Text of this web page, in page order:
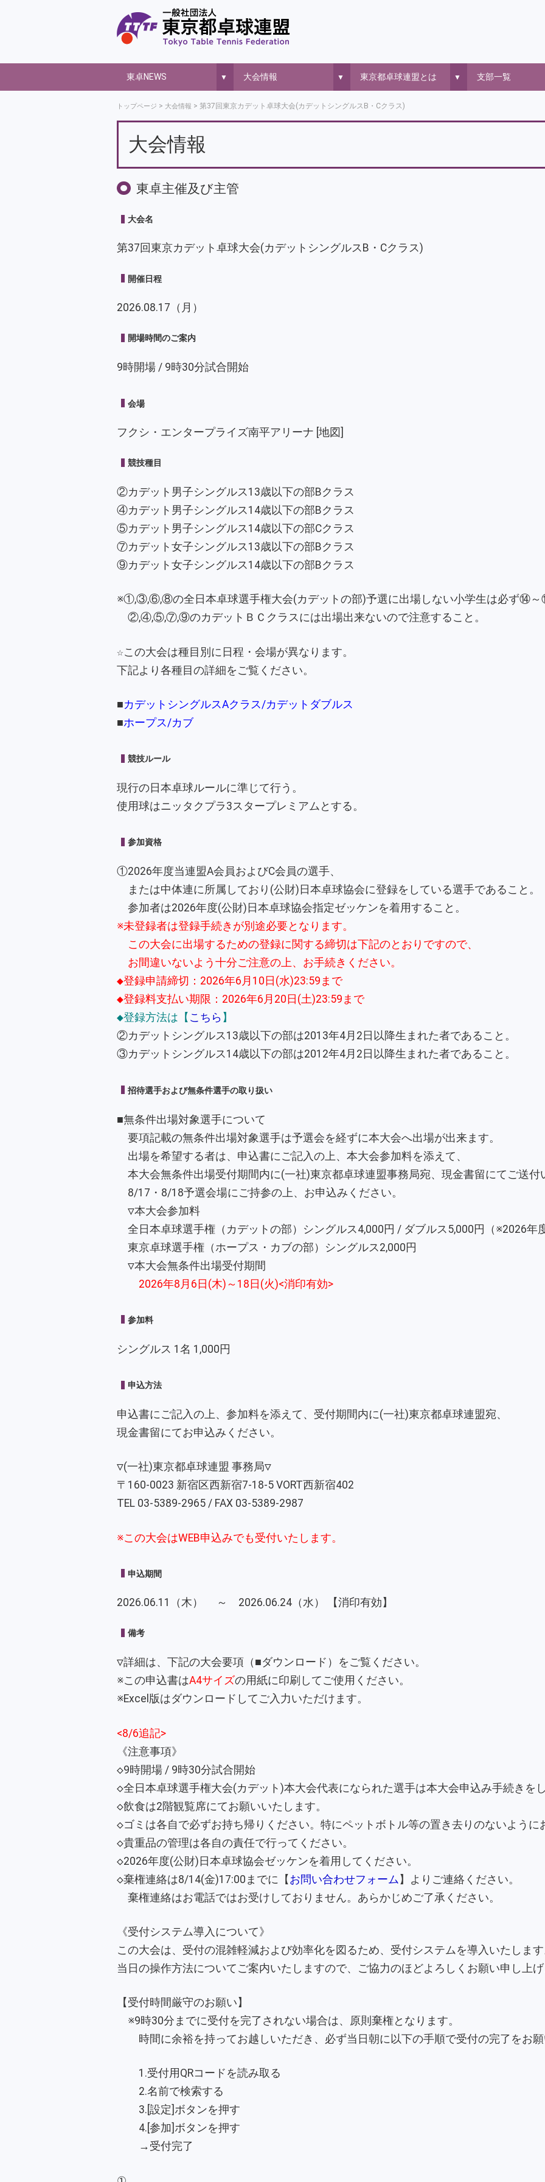
東卓NEWS ▼ 大会情報 ▼ 東京都卓球連盟とは ▼ 支部一覧
トップページ 大会情報 第37回東京カデット卓球大会(カデットシングルスB・Cクラス)
大会情報
東卓主催及び主管
大会名
第37回東京カデット卓球大会(カデットシングルスB・Cクラス)
開催日程
2026.08.17（月）
開場時間のご案内
9時開場 / 9時30分試合開始
会場
フクシ・エンタープライズ南平アリーナ [地図]
競技種目
②カデット男子シングルス13歳以下の部Bクラス
④カデット男子シングルス14歳以下の部Bクラス
⑤カデット男子シングルス14歳以下の部Cクラス
⑦カデット女子シングルス13歳以下の部Bクラス
⑨カデット女子シングルス14歳以下の部Bクラス
※①,③,⑥,⑧の全日本卓球選手権大会(カデットの部)予選に出場しない小学生は必ず⑭～
②,④,⑤,⑦,⑨のカデットＢＣクラスには出場出来ないので注意すること。
☆この大会は種目別に日程・会場が異なります。
下記より各種目の詳細をご覧ください。
■カデットシングルスAクラス/カデットダブルス
■ホープス/カブ
競技ルール
現行の日本卓球ルールに準じて行う。
使用球はニッタクプラ3スタープレミアムとする。
参加資格
①2026年度当連盟A会員およびC会員の選手、
または中体連に所属しており(公財)日本卓球協会に登録をしている選手であること。
参加者は2026年度(公財)日本卓球協会指定ゼッケンを着用すること。
※未登録者は登録手続きが別途必要となります。
この大会に出場するための登録に関する締切は下記のとおりですので、
お間違いないよう十分ご注意の上、お手続きください。
◆登録申請締切：2026年6月10日(水)23:59まで
◆登録料支払い期限：2026年6月20日(土)23:59まで
◆登録方法は【 こちら 】
②カデットシングルス13歳以下の部は2013年4月2日以降生まれた者であること。
③カデットシングルス14歳以下の部は2012年4月2日以降生まれた者であること。
招待選手および無条件選手の取り扱い
■無条件出場対象選手について
要項記載の無条件出場対象選手は予選会を経ずに本大会へ出場が出来ます。
出場を希望する者は、申込書にご記入の上、本大会参加料を添えて、
本大会無条件出場受付期間内に(一社)東京都卓球連盟事務局宛、現金書留にてご送付
8/17・8/18予選会場にご持参の上、お申込みください。
▽本大会参加料
全日本卓球選手権（カデットの部）シングルス4,000円 / ダブルス5,000円（※2026年
東京卓球選手権（ホープス・カブの部）シングルス2,000円
▽本大会無条件出場受付期間
2026年8月6日(木)～18日(火)<消印有効>
参加料
シングルス 1名 1,000円
申込方法
申込書にご記入の上、参加料を添えて、受付期間内に(一社)東京都卓球連盟宛、
現金書留にてお申込みください。
▽(一社)東京都卓球連盟 事務局▽
〒160-0023 新宿区西新宿7-18-5 VORT西新宿402
TEL 03-5389-2965 / FAX 03-5389-2987
※この大会はWEB申込みでも受付いたします。
申込期間
2026.06.11（木） ～ 2026.06.24（水） 【消印有効】
備考
▽詳細は、下記の大会要項（■ダウンロード）をご覧ください。
※この申込書はA4サイズの用紙に印刷してご使用ください。
※Excel版はダウンロードしてご入力いただけます。
<8/6追記>
《注意事項》
◇9時開場 / 9時30分試合開始
◇全日本卓球選手権大会(カデット)本大会代表になられた選手は本大会申込み手続きを
◇飲食は2階観覧席にてお願いいたします。
◇ゴミは各自で必ずお持ち帰りください。特にペットボトル等の置き去りのないように
◇貴重品の管理は各自の責任で行ってください。
◇2026年度(公財)日本卓球協会ゼッケンを着用してください。
◇棄権連絡は8/14(金)17:00までに【 お問い合わせフォーム 】よりご連絡ください。
棄権連絡はお電話ではお受けしておりません。あらかじめご了承ください。
《受付システム導入について》
この大会は、受付の混雑軽減および効率化を図るため、受付システムを導入いたします
当日の操作方法についてご案内いたしますので、ご協力のほどよろしくお願い申し上げ
【受付時間厳守のお願い】
※9時30分までに受付を完了されない場合は、原則棄権となります。
時間に余裕を持ってお越しいただき、必ず当日朝に以下の手順で受付の完了をお願
1.受付用QRコードを読み取る
2.名前で検索する
3.[設定]ボタンを押す
​4.[参加]ボタンを押す
→受付完了